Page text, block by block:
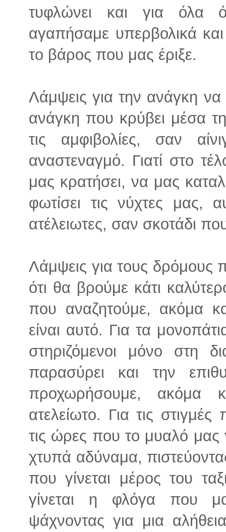
τυφλώνει και για όλα
αγαπήσαμε υπερβολικά
το βάρος που μας έριξε.
Λάμψεις για την ανάγκη να
ανάγκη που κρύβει μέσα
τις αμφιβολίες, σαν
αναστεναγμό. Γιατί στο
μας κρατήσει, να μας
φωτίσει τις νύχτες μας,
ατέλειωτες, σαν σκοτάδι
Λάμψεις για τους δρόμους
ότι θα βρούμε κάτι
που αναζητούμε, ακόμα
είναι αυτό. Για τα
στηριζόμενοι μόνο στη
παρασύρει και την
προχωρήσουμε, ακόμα
ατελείωτο. Για τις
τις ώρες που το μυαλό μας
χτυπά αδύναμα,
που γίνεται μέρος του
γίνεται η φλόγα που
ψάχνοντας για μια